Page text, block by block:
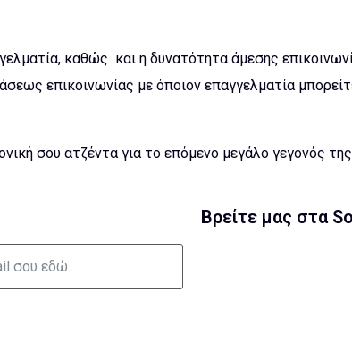
καθώς και η δυνατότητα άμεσης
επικοινωνίας με όποιον επαγγελματία
σου ατζέντα για το επόμενο μεγάλο γεγονός
Βρείτε μας στα